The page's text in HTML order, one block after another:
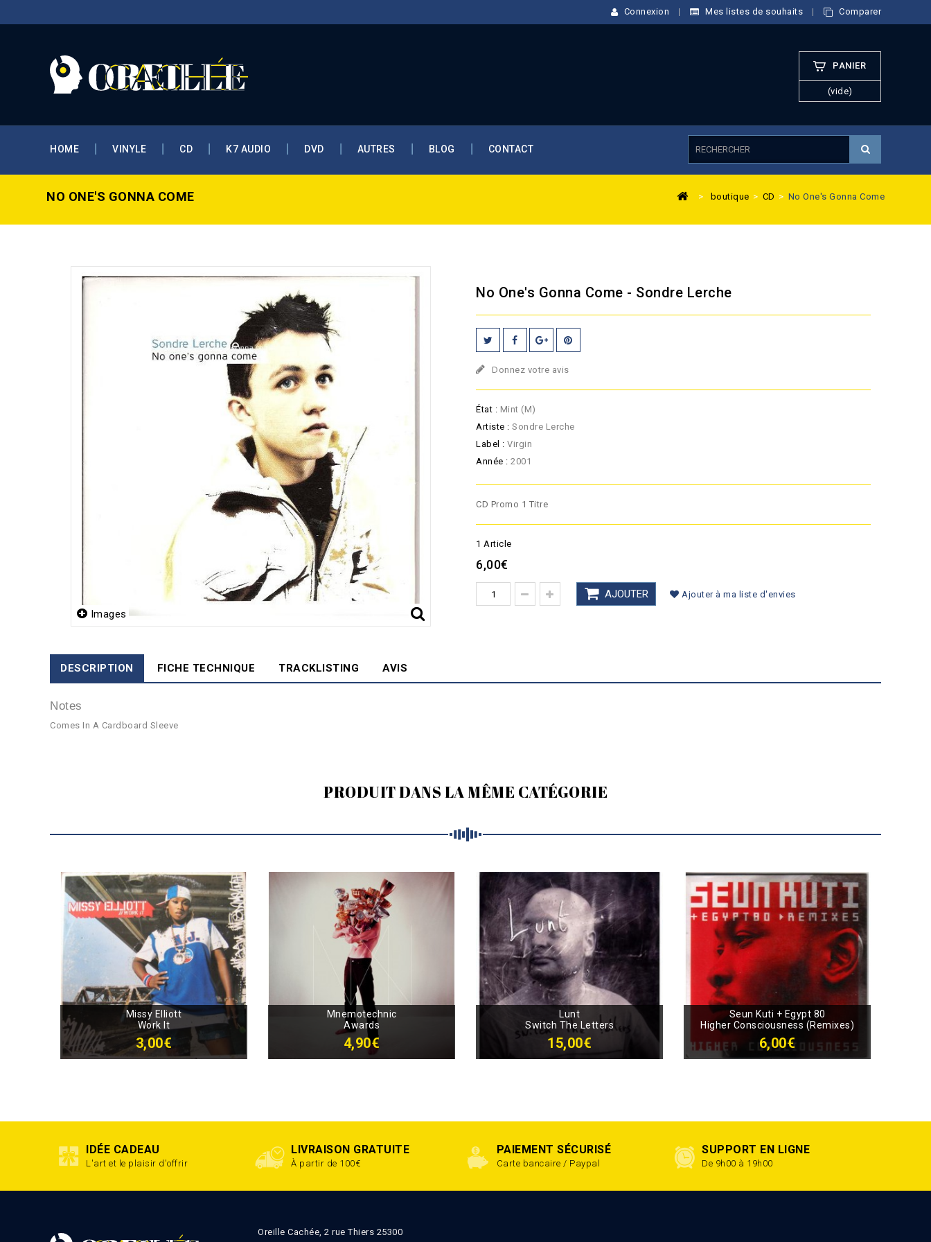
Connexion Mes listes de souhaits Comparer
PANIER
(vide)
HOME VINYLE CD K7 AUDIO DVD AUTRES BLOG CONTACT
NO ONE'S GONNA COME > boutique > CD > No One's Gonna Come
Images
No One's Gonna Come - Sondre Lerche
Donnez votre avis
État : Mint (M)
Artiste : Sondre Lerche
Label : Virgin
Année : 2001
CD Promo 1 Titre
1 Article
6,00€
AJOUTER Ajouter à ma liste d'envies
DESCRIPTION FICHE TECHNIQUE TRACKLISTING AVIS
Notes
Comes In A Cardboard Sleeve
PRODUIT DANS LA MÊME CATÉGORIE
Missy Elliott
Work It
3,00€
Mnemotechnic
Awards
4,90€
Lunt
Switch The Letters
15,00€
Seun Kuti + Egypt 80
Higher Consciousness (Remixes)
6,00€
IDÉE CADEAU
L'art et le plaisir d'offrir
LIVRAISON GRATUITE
À partir de 100€
PAIEMENT SÉCURISÉ
Carte bancaire / Paypal
SUPPORT EN LIGNE
De 9h00 à 19h00
Oreille Cachée, 2 rue Thiers 25300